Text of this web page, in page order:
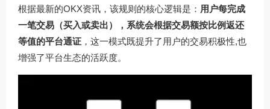
根据最新的OKX资讯，该规则的核心逻辑是： 用户每完成
一笔交易（买入或卖出），系统会根据交易额按比例返还
等值的平台通证 ，这一模式既提升了用户的交易积极性,也
增强了平台生态的活跃度。